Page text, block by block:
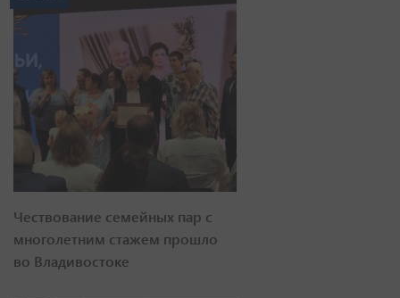
Чествование семейных пар с
многолетним стажем прошло
во Владивостоке